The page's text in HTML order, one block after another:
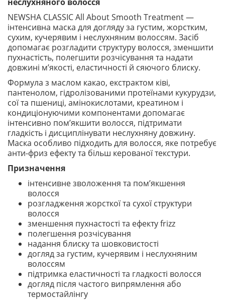
NEWSHA CLASSIC All About Smooth Treatment —
інтенсивна маска для догляду за густим, жорстким,
сухим, кучерявим і неслухняним волоссям. Засіб
допомагає розгладити структуру волосся, зменшити
пухнастість, полегшити розчісування та надати
довжині м’якості, еластичності й сяючого блиску.
Формула з маслом какао, екстрактом ківі,
пантенолом, гідролізованими протеїнами кукурудзи,
сої та пшениці, амінокислотами, креатином і
кондиціонуючими компонентами допомагає
інтенсивно пом’якшити волосся, підтримати
гладкість і дисциплінувати неслухняну довжину.
Маска особливо підходить для волосся, яке потребує
анти-фриз ефекту та більш керованої текстури.
Призначення
інтенсивне зволоження та пом’якшення
волосся
розгладження жорсткої та сухої структури
волосся
зменшення пухнастості та ефекту frizz
полегшення розчісування
надання блиску та шовковистості
догляд за густим, кучерявим і неслухняним
волоссям
підтримка еластичності та гладкості волосся
догляд після частого випрямлення або
термостайлінгу